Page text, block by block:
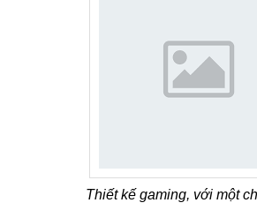
Thiết kế gaming, với một